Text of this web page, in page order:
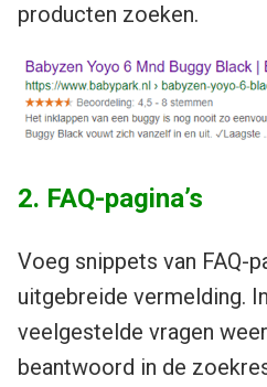
producten zoeken.
2. FAQ-pagina’s
Voeg snippets van FAQ-
uitgebreide vermelding.
veelgestelde vragen
beantwoord in de